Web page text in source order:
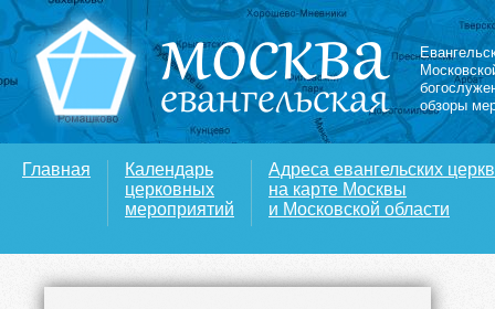
обзоры
Главная
Календарь
церковных
мероприятий
Адреса евангельских
на карте Москвы
и Московской области